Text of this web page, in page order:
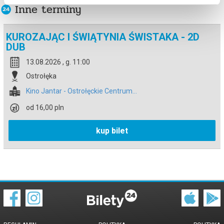
Inne terminy
KUROZAJĄC I ŚWIĄTYNIA ŚWISTAKA - 2D
DUB
13.08.2026 , g. 11:00
Ostrołęka
Kino Jantar - Ostrołęckie Centrum...
od 16,00 pln
kup bilet